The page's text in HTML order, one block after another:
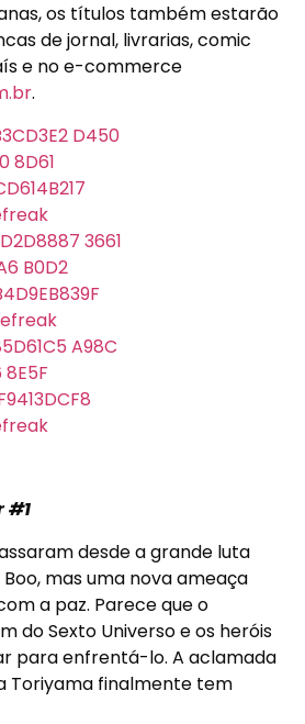
os títulos também estarão
de jornal, livrarias, comic
e no e-commerce
.
#1
desde a grande luta
mas uma nova ameaça
a paz. Parece que o
do Sexto Universo e os heróis
para enfrentá-lo. A aclamada
Toriyama finalmente tem